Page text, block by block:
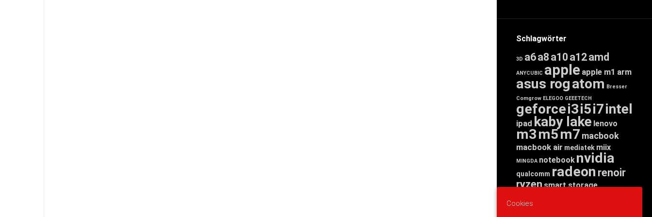
Schlagwörter
3D a6a8 a10 a12amd
ANYCUBIC apple apple m1 arm
asus rogatom Bresser
Comgrow ELEGOO GEEETECH
geforcei3i5i7intel
ipad kaby lake lenovo
m3m5m7 macbook
macbook air mediatek miix
MINGDA notebook nvidia
qualcomm radeon renoir
ryzensmart storage
threadripper
Cookies